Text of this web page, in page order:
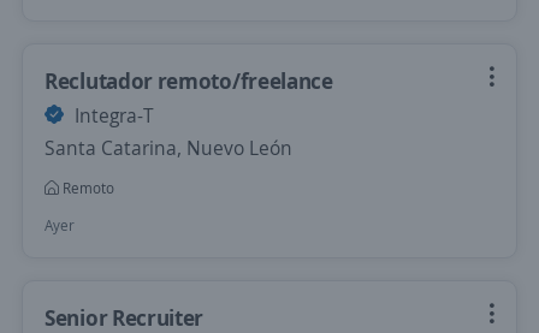
Reclutador remoto/freelance
Integra-T
Santa Catarina, Nuevo León
Remoto
Ayer
Senior Recruiter